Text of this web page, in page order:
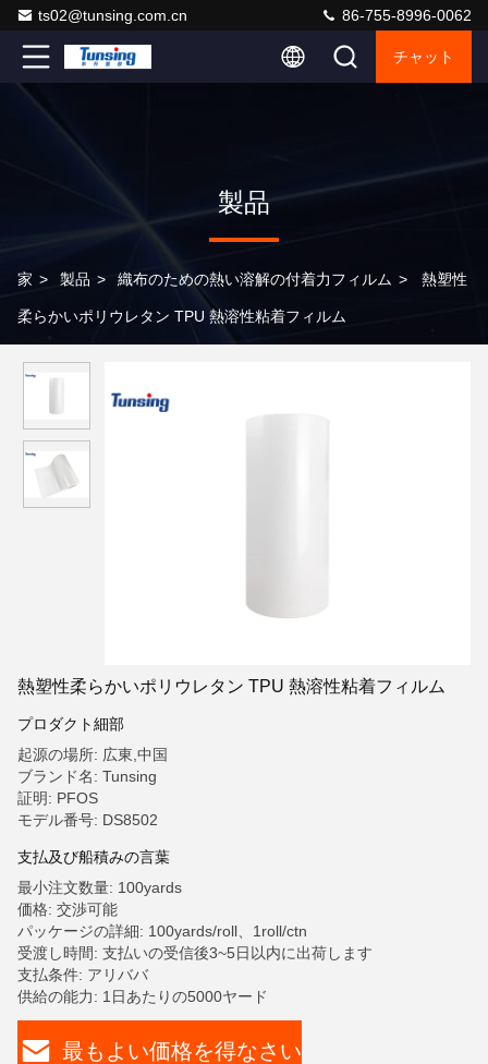
ts02@tunsing.com.cn 86-755-8996-0062
チャット
製品
家 > 製品 > 織布のための熱い溶解の付着力フィルム > 熱塑性
柔らかいポリウレタン TPU 熱溶性粘着フィルム
熱塑性柔らかいポリウレタン TPU 熱溶性粘着フィルム
プロダクト細部
起源の場所: 広東,中国
ブランド名: Tunsing
証明: PFOS
モデル番号: DS8502
支払及び船積みの言葉
最小注文数量: 100yards
価格: 交渉可能
パッケージの詳細: 100yards/roll、1roll/ctn
受渡し時間: 支払いの受信後3~5日以内に出荷します
支払条件: アリババ
供給の能力: 1日あたりの5000ヤード
最もよい価格を得なさい